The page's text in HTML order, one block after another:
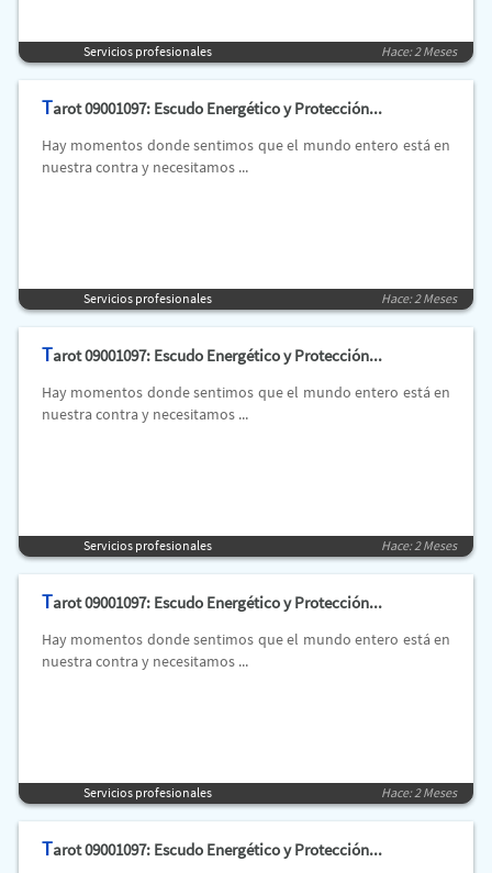
Servicios profesionales Hace: 2 Meses
Tarot 09001097: Escudo Energético y Protección...
Hay momentos donde sentimos que el mundo entero está en
nuestra contra y necesitamos ...
Servicios profesionales Hace: 2 Meses
Tarot 09001097: Escudo Energético y Protección...
Hay momentos donde sentimos que el mundo entero está en
nuestra contra y necesitamos ...
Servicios profesionales Hace: 2 Meses
Tarot 09001097: Escudo Energético y Protección...
Hay momentos donde sentimos que el mundo entero está en
nuestra contra y necesitamos ...
Servicios profesionales Hace: 2 Meses
Tarot 09001097: Escudo Energético y Protección...